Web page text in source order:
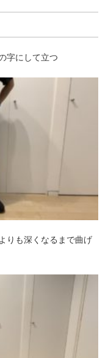
字にして立つ
りも深く なるまで曲げ